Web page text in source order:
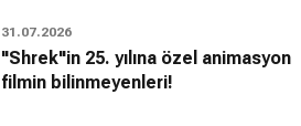
31.07.2026
"Shrek"in 25. yılına özel animasyon
filmin bilinmeyenleri!